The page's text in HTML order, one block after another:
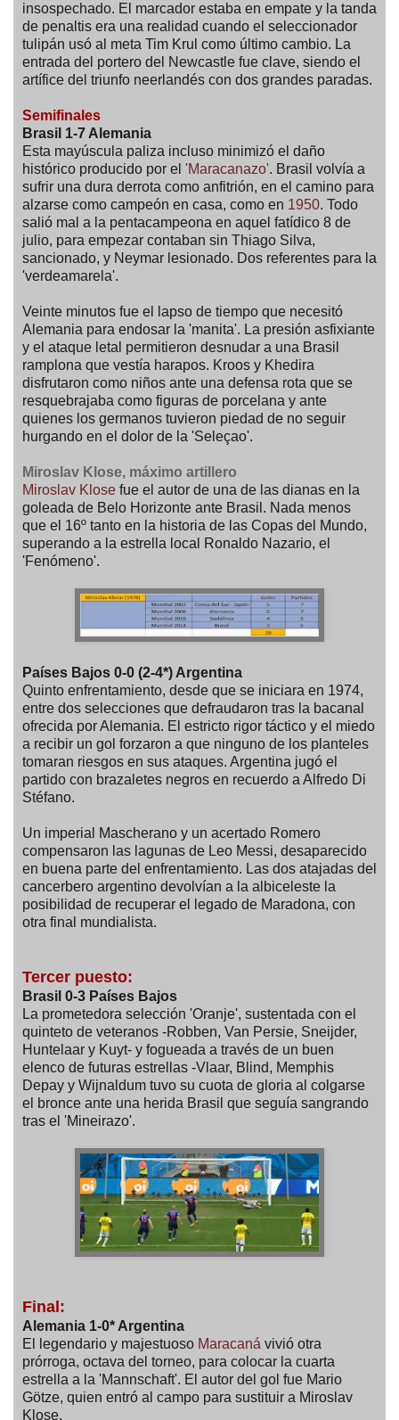
insospechado. El marcador estaba en empate y la tanda
de penaltis era una realidad cuando el seleccionador
tulipán usó al meta Tim Krul como último cambio. La
entrada del portero del Newcastle fue clave, siendo el
artífice del triunfo neerlandés con dos grandes paradas.
Semifinales
Brasil 1-7 Alemania
Esta mayúscula paliza incluso minimizó el daño
histórico producido por el 'Maracanazo'. Brasil volvía a
sufrir una dura derrota como anfitrión, en el camino para
alzarse como campeón en casa, como en 1950. Todo
salió mal a la pentacampeona en aquel fatídico 8 de
julio, para empezar contaban sin Thiago Silva,
sancionado, y Neymar lesionado. Dos referentes para la
'verdeamarela'.
Veinte minutos fue el lapso de tiempo que necesitó
Alemania para endosar la 'manita'. La presión asfixiante
y el ataque letal permitieron desnudar a una Brasil
ramplona que vestía harapos. Kroos y Khedira
disfrutaron como niños ante una defensa rota que se
resquebrajaba como figuras de porcelana y ante
quienes los germanos tuvieron piedad de no seguir
hurgando en el dolor de la 'Seleçao'.
Miroslav Klose, máximo artillero
Miroslav Klose fue el autor de una de las dianas en la
goleada de Belo Horizonte ante Brasil. Nada menos
que el 16º tanto en la historia de las Copas del Mundo,
superando a la estrella local Ronaldo Nazario, el
'Fenómeno'.
Países Bajos 0-0 (2-4*) Argentina
Quinto enfrentamiento, desde que se iniciara en 1974,
entre dos selecciones que defraudaron tras la bacanal
ofrecida por Alemania. El estricto rigor táctico y el miedo
a recibir un gol forzaron a que ninguno de los planteles
tomaran riesgos en sus ataques. Argentina jugó el
partido con brazaletes negros en recuerdo a Alfredo Di
Stéfano.
Un imperial Mascherano y un acertado Romero
compensaron las lagunas de Leo Messi, desaparecido
en buena parte del enfrentamiento. Las dos atajadas del
cancerbero argentino devolvían a la albiceleste la
posibilidad de recuperar el legado de Maradona, con
otra final mundialista.
Tercer puesto:
Brasil 0-3 Países Bajos
La prometedora selección 'Oranje', sustentada con el
quinteto de veteranos -Robben, Van Persie, Sneijder,
Huntelaar y Kuyt- y fogueada a través de un buen
elenco de futuras estrellas -Vlaar, Blind, Memphis
Depay y Wijnaldum tuvo su cuota de gloria al colgarse
el bronce ante una herida Brasil que seguía sangrando
tras el 'Mineirazo'.
Final:
Alemania 1-0* Argentina
El legendario y majestuoso Maracaná vivió otra
prórroga, octava del torneo, para colocar la cuarta
estrella a la 'Mannschaft'. El autor del gol fue Mario
Götze, quien entró al campo para sustituir a Miroslav
Klose.